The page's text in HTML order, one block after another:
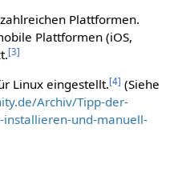
Plattformen.
Plattformen (iOS,
[3]
Linux eingestellt.[4] (Siehe
Archiv/Tipp-der-
installieren-und-manuell-